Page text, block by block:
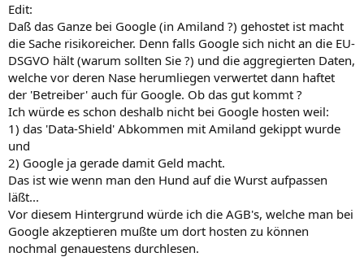
Edit:
Daß das Ganze bei Google (in Amiland ?) gehostet ist macht
die Sache risikoreicher. Denn falls Google sich nicht an die EU-
DSGVO hält (warum sollten Sie ?) und die aggregierten Daten,
welche vor deren Nase herumliegen verwertet dann haftet
der 'Betreiber' auch für Google. Ob das gut kommt ?
Ich würde es schon deshalb nicht bei Google hosten weil:
1) das 'Data-Shield' Abkommen mit Amiland gekippt wurde
und
2) Google ja gerade damit Geld macht.
Das ist wie wenn man den Hund auf die Wurst aufpassen
läßt...
Vor diesem Hintergrund würde ich die AGB's, welche man bei
Google akzeptieren mußte um dort hosten zu können
nochmal genauestens durchlesen.